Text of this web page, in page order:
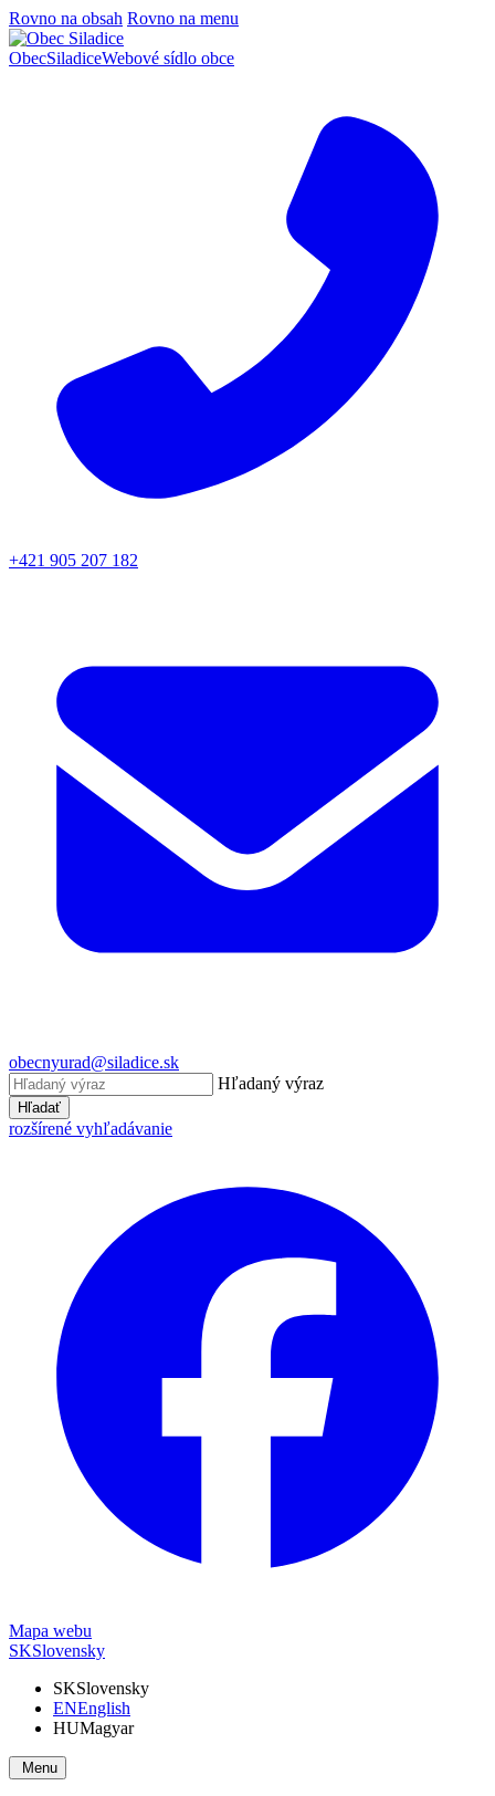
Rovno na obsah Rovno na menu
ObecSiladiceWebové sídlo obce
+421 905 207 182
obecnyurad@siladice.sk
Hľadaný výraz
Hľadať
rozšírené vyhľadávanie
Mapa webu
SKSlovensky
SKSlovensky
ENEnglish
HUMagyar
Menu